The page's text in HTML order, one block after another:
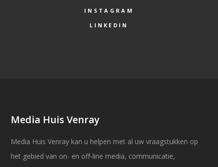
INSTAGRAM
LINKEDIN
Media Huis Venray
Media Huis Venray kan u helpen met al uw vraagstukken op
het gebied van on- en off-line media, communicatie,